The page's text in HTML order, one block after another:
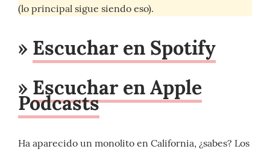
(lo principal sigue siendo eso).
» Escuchar en Spotify
» Escuchar en Apple
Podcasts
Ha aparecido un monolito en California, ¿sabes? Los